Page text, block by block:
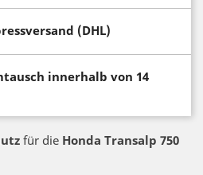
(DHL)
innerhalb von 14
für die Honda Transalp 750